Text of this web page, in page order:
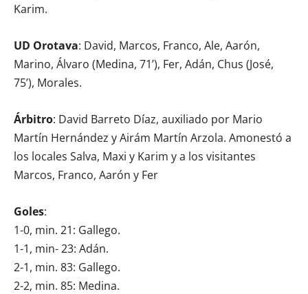
Karim.
UD Orotava: David, Marcos, Franco, Ale, Aarón,
Marino, Álvaro (Medina, 71’), Fer, Adán, Chus (José,
75’), Morales.
Árbitro: David Barreto Díaz, auxiliado por Mario
Martín Hernández y Airám Martín Arzola. Amonestó a
los locales Salva, Maxi y Karim y a los visitantes
Marcos, Franco, Aarón y Fer
Goles:
1-0, min. 21: Gallego.
1-1, min- 23: Adán.
2-1, min. 83: Gallego.
2-2, min. 85: Medina.